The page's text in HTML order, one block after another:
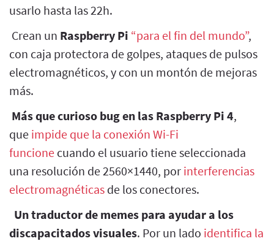
usarlo hasta las 22h.
Crean un Raspberry Pi “para el fin del mundo”,
con caja protectora de golpes, ataques de pulsos
electromagnéticos, y con un montón de mejoras
más.
Más que curioso bug en las Raspberry Pi 4,
que impide que la conexión Wi-Fi
funcione cuando el usuario tiene seleccionada
una resolución de 2560×1440, por interferencias
electromagnéticas de los conectores.
Un traductor de memes para ayudar a los
discapacitados visuales. Por un lado identifica la